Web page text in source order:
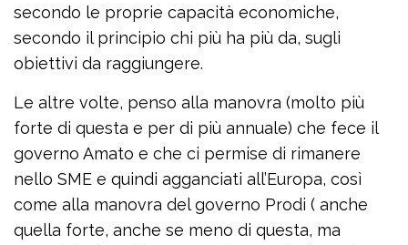
secondo le proprie capacità economiche,
secondo il principio chi più ha più da, sugli
obiettivi da raggiungere.
Le altre volte, penso alla manovra (molto più
forte di questa e per di più annuale) che fece il
governo Amato e che ci permise di rimanere
nello SME e quindi agganciati all’Europa, così
come alla manovra del governo Prodi ( anche
quella forte, anche se meno di questa, ma